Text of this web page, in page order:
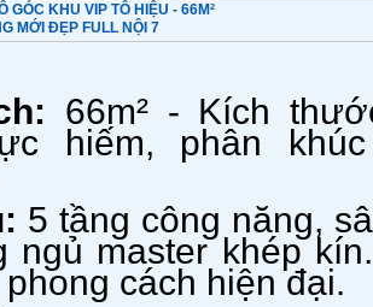
GÓC KHU VIP TÔ HIỆU - 66M²
MỚI ĐẸP FULL NỘI 7
66m² - Kích
hiếm, phân
5 tầng công năng,
ngủ master khép
cách hiện đại.